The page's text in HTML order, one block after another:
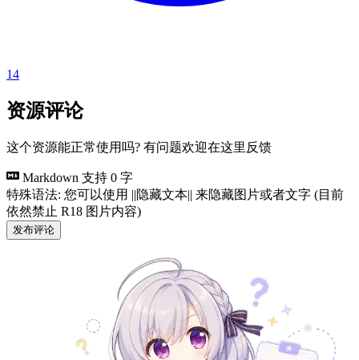
14
资源评论
这个资源能正常使用吗? 有问题欢迎在这里反馈
Markdown 支持 0 字
特殊语法: 您可以使用 ||隐藏文本|| 来隐藏图片或者文字 (目前
依然禁止 R18 图片内容)
发布评论